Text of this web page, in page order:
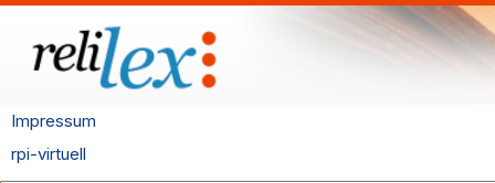
Impressum
rpi-virtuell